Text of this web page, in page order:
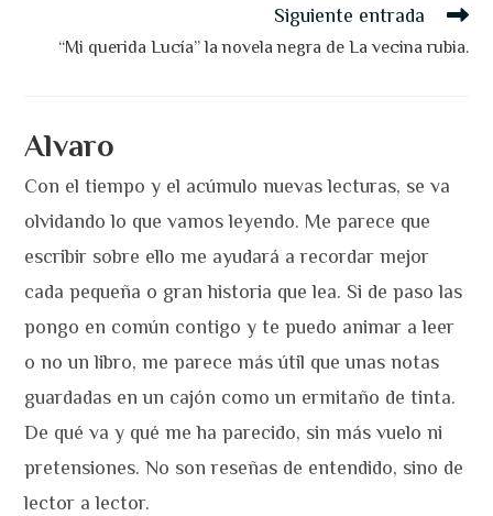
Siguiente entrada
“Mi querida Lucía” la novela negra de La vecina rubia.
Alvaro
Con el tiempo y el acúmulo nuevas lecturas, se va
olvidando lo que vamos leyendo. Me parece que
escribir sobre ello me ayudará a recordar mejor
cada pequeña o gran historia que lea. Si de paso las
pongo en común contigo y te puedo animar a leer
o no un libro, me parece más útil que unas notas
guardadas en un cajón como un ermitaño de tinta.
De qué va y qué me ha parecido, sin más vuelo ni
pretensiones. No son reseñas de entendido, sino de
lector a lector.